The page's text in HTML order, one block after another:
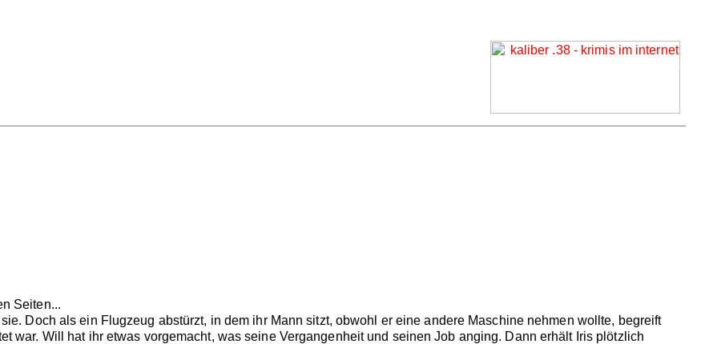
Seiten...
Doch als ein Flugzeug abstürzt, in dem ihr Mann sitzt, obwohl er eine andere Maschine nehmen wollte, begreift
war. Will hat ihr etwas vorgemacht, was seine Vergangenheit und seinen Job anging. Dann erhält Iris plötzlich